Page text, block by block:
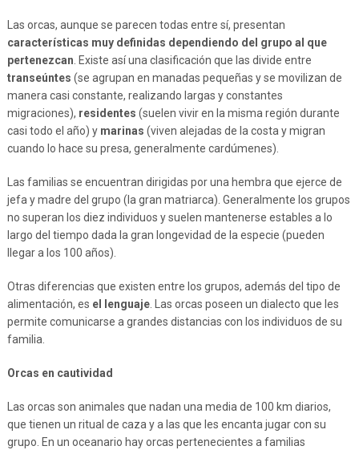
Las orcas, aunque se parecen todas entre sí, presentan
características muy definidas dependiendo del grupo al que
pertenezcan . Existe así una clasificación que las divide entre
transeúntes (se agrupan en manadas pequeñas y se movilizan de
manera casi constante, realizando largas y constantes
migraciones), residentes (suelen vivir en la misma región durante
casi todo el año) y marinas (viven alejadas de la costa y migran
cuando lo hace su presa, generalmente cardúmenes).
Las familias se encuentran dirigidas por una hembra que ejerce de
jefa y madre del grupo (la gran matriarca). Generalmente los grupos
no superan los diez individuos y suelen mantenerse estables a lo
largo del tiempo dada la gran longevidad de la especie (pueden
llegar a los 100 años).
Otras diferencias que existen entre los grupos, además del tipo de
alimentación, es el lenguaje. Las orcas poseen un dialecto que les
permite comunicarse a grandes distancias con los individuos de su
familia.
Orcas en cautividad
Las orcas son animales que nadan una media de 100 km diarios,
que tienen un ritual de caza y a las que les encanta jugar con su
grupo. En un oceanario hay orcas pertenecientes a familias